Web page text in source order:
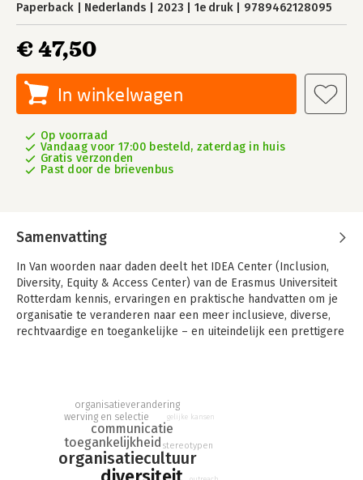
Paperback Nederlands 2023 1e druk 9789462128095
€ 47,50
In winkelwagen
Op voorraad
Vandaag voor 17:00 besteld, zaterdag in huis
Gratis verzonden
Past door de brievenbus
Samenvatting
In Van woorden naar daden deelt het IDEA Center (Inclusion,
Diversity, Equity & Access Center) van de Erasmus Universiteit
Rotterdam kennis, ervaringen en praktische handvatten om je
organisatie te veranderen naar een meer inclusieve, diverse,
rechtvaardige en toegankelijke – en uiteindelijk een prettigere
te gaan. Het boek biedt concrete hulp bij het ontwerpen,
implementeren en evalueren van interventies en beleid.
Aan de orde komen onderwerpen zoals inclusie, diversiteit,
rechtvaardigheid en toegankelijkheid, en andere belangrijke
organisatiecultuur
toegankelijkheid
communicatie
werving en selectie
organisatieverandering
stereotypen
gelijke kansen